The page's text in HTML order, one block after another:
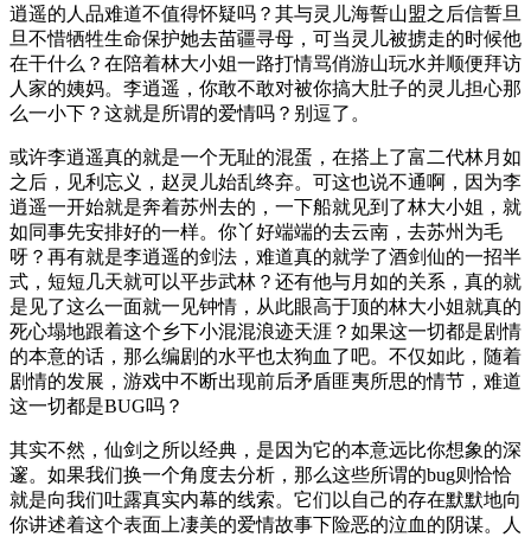
逍遥的人品难道不值得怀疑吗？其与灵儿海誓山盟之后信誓旦
旦不惜牺牲生命保护她去苗疆寻母，可当灵儿被掳走的时候他
在干什么？在陪着林大小姐一路打情骂俏游山玩水并顺便拜访
人家的姨妈。李逍遥，你敢不敢对被你搞大肚子的灵儿担心那
么一小下？这就是所谓的爱情吗？别逗了。
或许李逍遥真的就是一个无耻的混蛋，在搭上了富二代林月如
之后，见利忘义，赵灵儿始乱终弃。可这也说不通啊，因为李
逍遥一开始就是奔着苏州去的，一下船就见到了林大小姐，就
如同事先安排好的一样。你丫好端端的去云南，去苏州为毛
呀？再有就是李逍遥的剑法，难道真的就学了酒剑仙的一招半
式，短短几天就可以平步武林？还有他与月如的关系，真的就
是见了这么一面就一见钟情，从此眼高于顶的林大小姐就真的
死心塌地跟着这个乡下小混混浪迹天涯？如果这一切都是剧情
的本意的话，那么编剧的水平也太狗血了吧。不仅如此，随着
剧情的发展，游戏中不断出现前后矛盾匪夷所思的情节，难道
这一切都是BUG吗？
其实不然，仙剑之所以经典，是因为它的本意远比你想象的深
邃。如果我们换一个角度去分析，那么这些所谓的bug则恰恰
就是向我们吐露真实内幕的线索。它们以自己的存在默默地向
你讲述着这个表面上凄美的爱情故事下险恶的泣血的阴谋。人